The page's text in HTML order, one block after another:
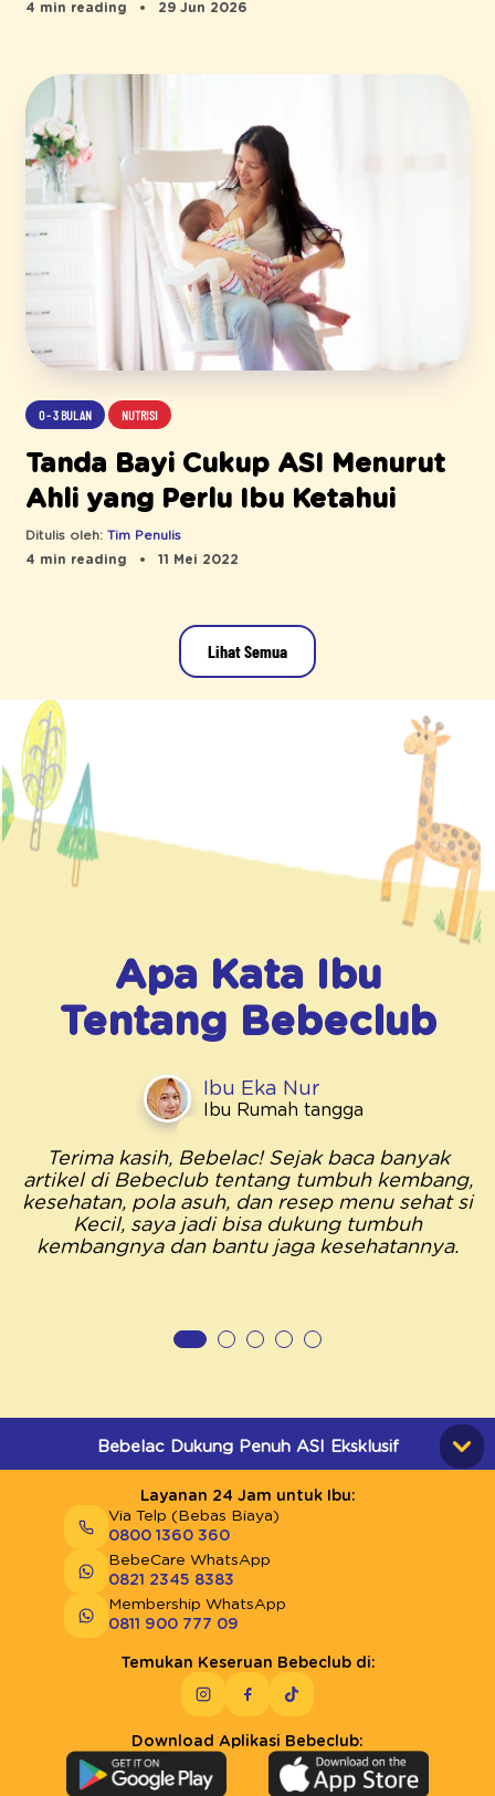
4 min reading
29 Jun 2026
0 - 3 BULAN NUTRISI
Tanda Bayi Cukup ASI Menurut
Ahli yang Perlu Ibu Ketahui
Ditulis oleh: Tim Penulis
4 min reading
11 Mei 2022
Lihat Semua
Apa Kata Ibu
Tentang Bebeclub
Ibu Eka Nur
Ibu Rumah tangga
Terima kasih, Bebelac! Sejak baca banyak
artikel di Bebeclub tentang tumbuh kembang,
kesehatan, pola asuh, dan resep menu sehat si
Kecil, saya jadi bisa dukung tumbuh
kembangnya dan bantu jaga kesehatannya.
Bebelac Dukung Penuh ASI Eksklusif
Layanan 24 Jam untuk Ibu:
Via Telp (Bebas Biaya)
0800 1360 360
BebeCare WhatsApp
0821 2345 8383
Membership WhatsApp
0811 900 777 09
Temukan Keseruan Bebeclub di:
Download Aplikasi Bebeclub: